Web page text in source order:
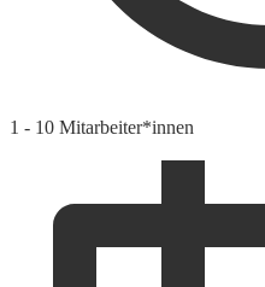
1 - 10 Mitarbeiter*innen